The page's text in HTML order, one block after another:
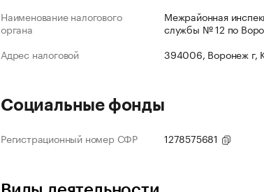
Наименование налогового
органа
Межрайонная
службы № 12 по
Адрес налоговой
394006, Воронеж г,
Социальные фонды
Регистрационный номер СФР 1278575681